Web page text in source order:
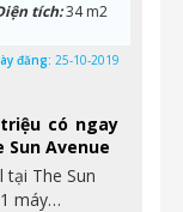
có ngay
Avenue
tại The Sun
máy…
tích:34 m2
đăng: 25-10-2019